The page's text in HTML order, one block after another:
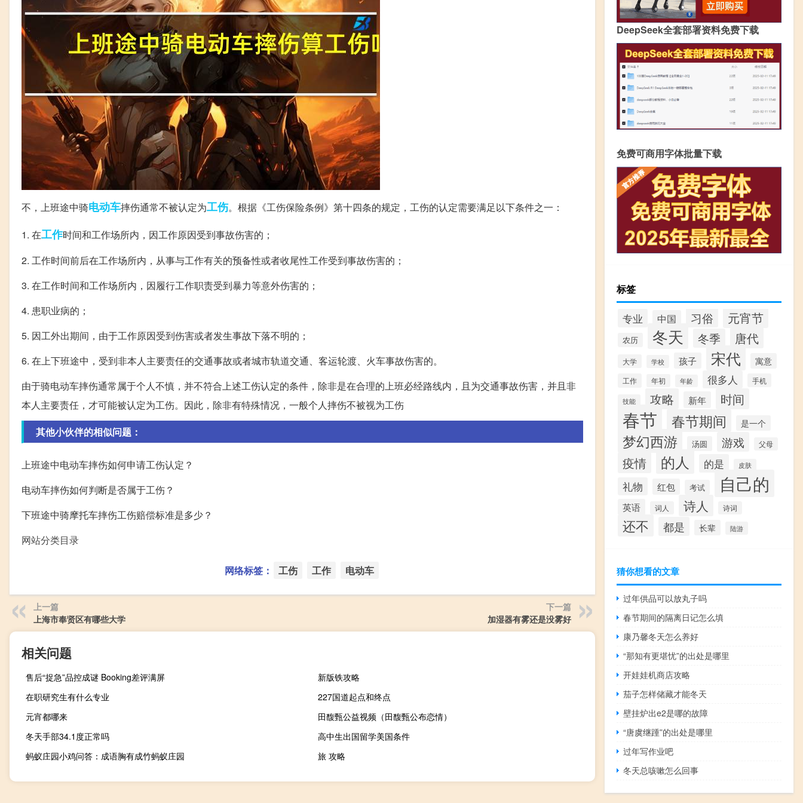
不，上班途中骑电动车摔伤通常不被认定为工伤。根据《工伤保险条例》第十四条的规定，工伤的认定需要满足以下条件之一：
1. 在工作时间和工作场所内，因工作原因受到事故伤害的；
2. 工作时间前后在工作场所内，从事与工作有关的预备性或者收尾性工作受到事故伤害的；
3. 在工作时间和工作场所内，因履行工作职责受到暴力等意外伤害的；
4. 患职业病的；
5. 因工外出期间，由于工作原因受到伤害或者发生事故下落不明的；
6. 在上下班途中，受到非本人主要责任的交通事故或者城市轨道交通、客运轮渡、火车事故伤害的。
由于骑电动车摔伤通常属于个人不慎，并不符合上述工伤认定的条件，除非是在合理的上班必经路线内，且为交通事故伤害，并且非
本人主要责任，才可能被认定为工伤。因此，除非有特殊情况，一般个人摔伤不被视为工伤
其他小伙伴的相似问题：
上班途中电动车摔伤如何申请工伤认定？
电动车摔伤如何判断是否属于工伤？
下班途中骑摩托车摔伤工伤赔偿标准是多少？
网站分类目录
网络标签： 工伤 工作 电动车
上一篇
上海市奉贤区有哪些大学
下一篇
加湿器有雾还是没雾好
相关问题
售后“捉急”品控成谜 Booking差评满屏
新版铁攻略
在职研究生有什么专业
227国道起点和终点
元宵都哪来
田馥甄公益视频（田馥甄公布恋情）
冬天手部34.1度正常吗
高中生出国留学美国条件
蚂蚁庄园小鸡问答：成语胸有成竹蚂蚁庄园
旅 攻略
DeepSeek全套部署资料免费下载
免费可商用字体批量下载
标签
专业 中国 习俗 元宵节
农历 冬天 冬季 唐代
大学 学校 孩子 宋代 寓意
工作 年初 年龄 很多人 手机
技能 攻略 新年 时间
春节 春节期间 是一个
梦幻西游 汤圆 游戏 父母
疫情 的人 的是 皮肤
礼物 红包 考试 自己的
英语 词人 诗人 诗词
还不 都是 长辈 陆游
猜你想看的文章
过年供品可以放丸子吗
春节期间的隔离日记怎么填
康乃馨冬天怎么养好
“那知有更堪忧”的出处是哪里
开娃娃机商店攻略
茄子怎样储藏才能冬天
壁挂炉出e2是哪的故障
“唐虞继踵”的出处是哪里
过年写作业吧
冬天总咳嗽怎么回事